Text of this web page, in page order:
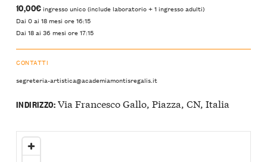
10,00€ingresso unico (include laboratorio + 1 ingresso adulti)
Dai 0 ai 18 mesi ore 16:15
Dai 18 ai 36 mesi ore 17:15
CONTATTI
segreteria-artistica@academiamontisregalis.it
INDIRIZZO:Via Francesco Gallo, Piazza, CN, Italia